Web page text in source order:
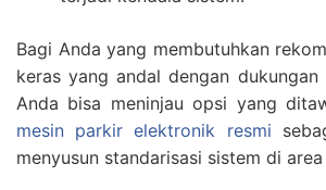
Bagi Anda yang membutuhkan
keras yang andal dengan
Anda bisa meninjau opsi yang
mesin parkir elektronik resmi
menyusun standarisasi sistem di